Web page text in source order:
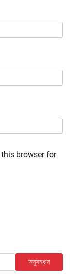
browser for
অনুসন্ধান